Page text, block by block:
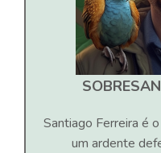
SOBRE
Santiago Ferreira é
um ardente